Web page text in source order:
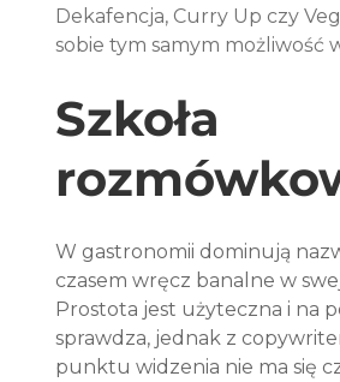
Dekafencja, Curry Up czy
sobie tym samym możliwość
Szkoła
W gastronomii dominują
czasem wręcz banalne w
Prostota jest użyteczna i na
sprawdza, jednak z
punktu widzenia nie ma się